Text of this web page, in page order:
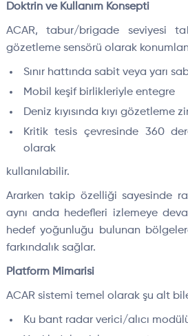
Doktrin ve Kullanım Konsepti
ACAR, tabur/brigade seviyesi
gözetleme sensörü olarak
Sınır hattında sabit veya yarı
Mobil keşif birlikleriyle entegre
Deniz kıyısında kıyı gözetleme
Kritik tesis çevresinde 360
olarak
kullanılabilir.
Ararken takip özelliği sayesinde
aynı anda hedefleri izlemeye
hedef yoğunluğu bulunan
farkındalık sağlar.
Platform Mimarisi
ACAR sistemi temel olarak şu alt
Ku bant radar verici/alıcı